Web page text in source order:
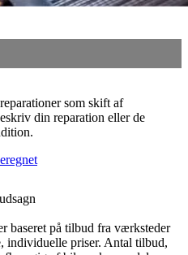
som skift af
din reparation eller de
baseret på tilbud fra værksteder
individuelle priser. Antal tilbud,